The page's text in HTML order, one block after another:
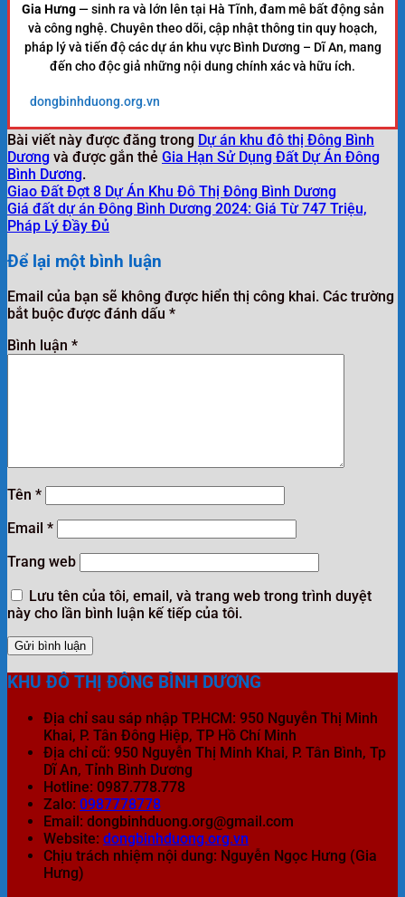
Gia Hưng— sinh ra và lớn lên tại Hà Tĩnh, đam mê bất động sản
và công nghệ. Chuyên theo dõi, cập nhật thông tin quy hoạch,
pháp lý và tiến độ các dự án khu vực Bình Dương – Dĩ An, mang
đến cho độc giả những nội dung chính xác và hữu ích.
dongbinhduong.org.vn
Bài viết này được đăng trong Dự án khu đô thị Đông Bình
Dương và được gắn thẻ Gia Hạn Sử Dụng Đất Dự Án Đông
Bình Dương.
Giao Đất Đợt 8 Dự Án Khu Đô Thị Đông Bình Dương
Giá đất dự án Đông Bình Dương 2024: Giá Từ 747 Triệu,
Pháp Lý Đầy Đủ
Để lại một bình luận
Email của bạn sẽ không được hiển thị công khai. Các trường
bắt buộc được đánh dấu *
Bình luận *
Tên *
Email *
Trang web
Lưu tên của tôi, email, và trang web trong trình duyệt
này cho lần bình luận kế tiếp của tôi.
KHU ĐÔ THỊ ĐÔNG BÌNH DƯƠNG
Địa chỉ sau sáp nhập TP.HCM: 950 Nguyễn Thị Minh
Khai, P. Tân Đông Hiệp, TP Hồ Chí Minh
Địa chỉ cũ: 950 Nguyễn Thị Minh Khai, P. Tân Bình, Tp
Dĩ An, Tỉnh Bình Dương
Hotline: 0987.778.778
Zalo: 0987778778
Email: dongbinhduong.org@gmail.com
Website: dongbinhduong.org.vn
Chịu trách nhiệm nội dung: Nguyễn Ngọc Hưng (Gia
Hưng)